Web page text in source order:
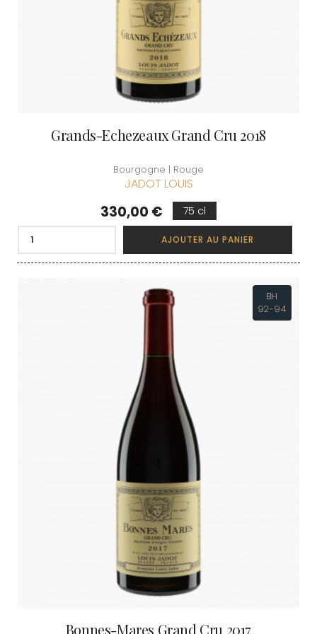
Grands-Echezeaux Grand Cru 2018
Bourgogne | Rouge
JADOT LOUIS
Prix
330,00 € 75 cl
AJOUTER AU PANIER
BH
92-94
Bonnes-Mares Grand Cru 2017